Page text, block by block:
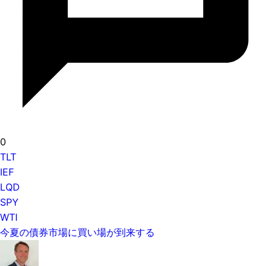
0
TLT
IEF
LQD
SPY
WTI
今夏の債券市場に買い場が到来する